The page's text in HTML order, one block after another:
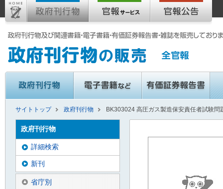
サイトトップ 政府刊行物 BK303024 高圧ガス製造保安責任者試験
政府刊行物
詳細検索
新刊
省庁別